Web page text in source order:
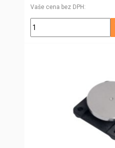
Vaše cena bez DPH